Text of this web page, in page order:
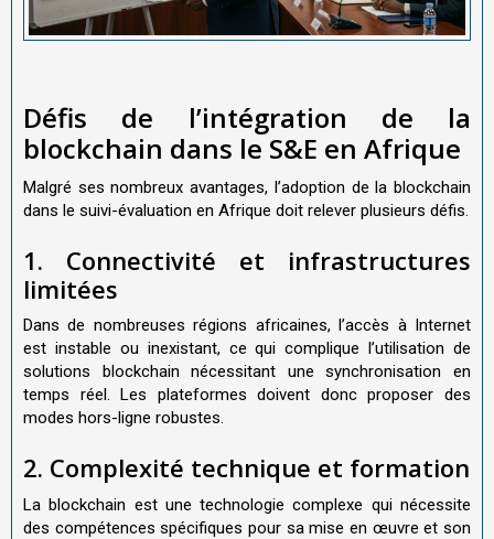
Défis de l’intégration de la
blockchain dans le S&E en Afrique
Malgré ses nombreux avantages, l’adoption de la blockchain
dans le suivi-évaluation en Afrique doit relever plusieurs défis.
1. Connectivité et infrastructures
limitées
Dans de nombreuses régions africaines, l’accès à Internet
est instable ou inexistant, ce qui complique l’utilisation de
solutions blockchain nécessitant une synchronisation en
temps réel. Les plateformes doivent donc proposer des
modes hors-ligne robustes.
2. Complexité technique et formation
La blockchain est une technologie complexe qui nécessite
des compétences spécifiques pour sa mise en œuvre et son